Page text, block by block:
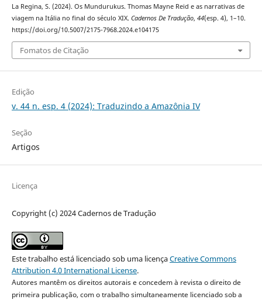
La Regina, S. (2024). Os Mundurukus. Thomas Mayne Reid e as narrativas de
viagem na Itália no final do século XIX. Cadernos De Tradução, 44(esp. 4), 1–10.
https://doi.org/10.5007/2175-7968.2024.e104175
Fomatos de Citação
Edição
v. 44 n. esp. 4 (2024): Traduzindo a Amazônia IV
Seção
Artigos
Licença
Copyright (c) 2024 Cadernos de Tradução
Este trabalho está licenciado sob uma licençaCreative Commons
Attribution 4.0 International License.
Autores mantêm os direitos autorais e concedem à revista o direito de
primeira publicação, com o trabalho simultaneamente licenciado sob a